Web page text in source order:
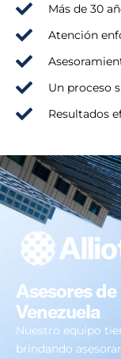
Más de 30
Atención
Un proceso
Resultados
Asesores
Venezuela
Nuestro equipo
brindando